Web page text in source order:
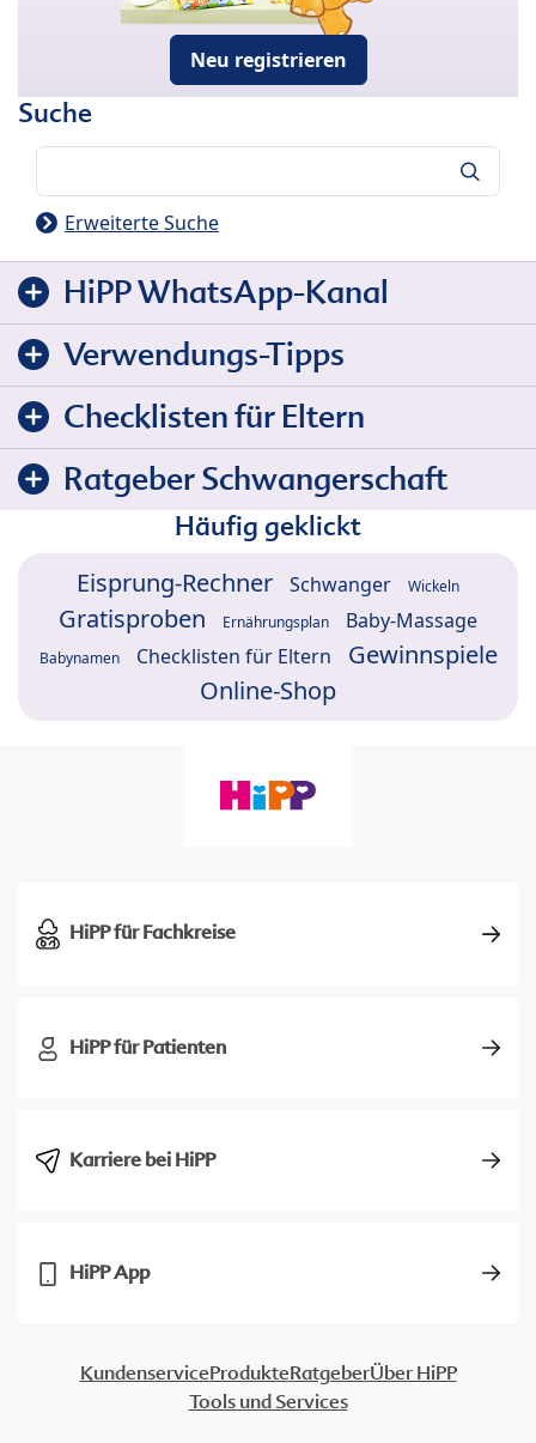
Neu registrieren
Suche
Erweiterte Suche
HiPP WhatsApp-Kanal
Verwendungs-Tipps
Checklisten für Eltern
Ratgeber Schwangerschaft
Häufig geklickt
Eisprung-Rechner Schwanger Wickeln
Gratisproben Ernährungsplan Baby-Massage
Babynamen Checklisten für Eltern
Gewinnspiele
Online-Shop
HiPP für Fachkreise
HiPP für Patienten
Karriere bei HiPP
HiPP App
KundenserviceProdukteRatgeberÜber HiPP
Tools und Services